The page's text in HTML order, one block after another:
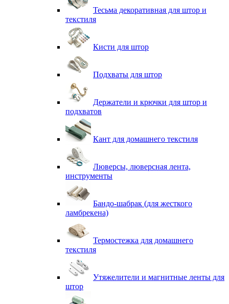
Тесьма декоративная для штор и
текстиля
Кисти для штор
Подхваты для штор
Держатели и крючки для штор и
подхватов
Кант для домашнего текстиля
Люверсы, люверсная лента,
инструменты
Бандо-шабрак (для жесткого
ламбрекена)
Термостежка для домашнего
текстиля
Утяжелители и магнитные ленты для
штор